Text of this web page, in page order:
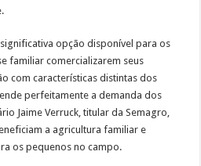
opção disponível para os
familiar comercializarem seus
com características distintas dos
perfeitamente a demanda dos
Jaime Verruck, titular da Semagro,
a agricultura familiar e
os pequenos no campo.